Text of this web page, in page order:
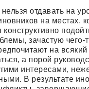
отдавать на
на местах,
конструктивно
зачастую чего-
на всякий
а порой
интересами,
В результате